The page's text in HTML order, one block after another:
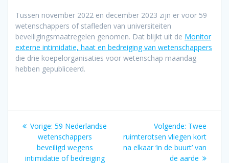
Tussen november 2022 en december 2023 zijn er voor 59
wetenschappers of stafleden van universiteiten
beveiligingsmaatregelen genomen. Dat blijkt uit de Monitor
externe intimidatie, haat en bedreiging van wetenschappers
die drie koepelorganisaties voor wetenschap maandag
hebben gepubliceerd.
Bericht
navigatie
Vorige: Vorig
bericht:
59 Nederlandse
wetenschappers
beveiligd wegens
intimidatie of bedreiging
Volgende: Volgend
bericht:
Twee
ruimterotsen vliegen kort
na elkaar ‘in de buurt’ van
de aarde